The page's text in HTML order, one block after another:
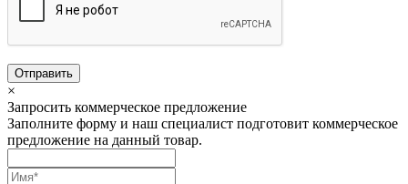
×
Запросить коммерческое предложение
Заполните форму и наш специалист подготовит коммерческое
предложение на данный товар.